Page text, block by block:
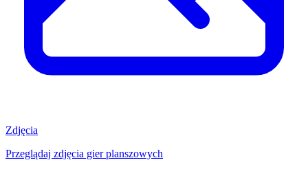
Zdjęcia
Przeglądaj zdjęcia gier planszowych